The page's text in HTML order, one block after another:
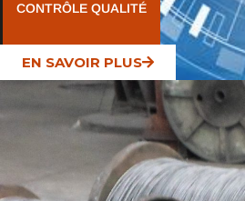
CONTRÔLE QUALITÉ
EN SAVOIR PLUS